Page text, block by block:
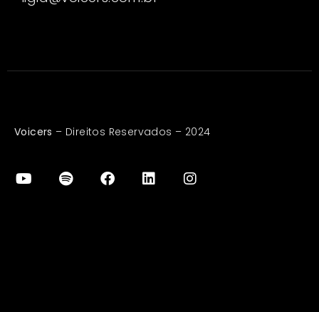
Voicers – Direitos Reservados – 2024